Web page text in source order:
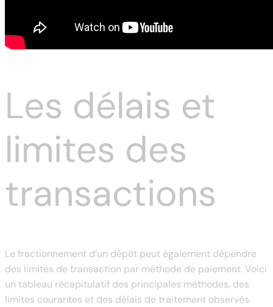
Les délais et
limites des
transactions
Le fractionnement d’un dépôt peut également dépendre
des limites de transaction par méthode de paiement. Voici
un tableau récapitulatif des principales méthodes, des
limites courantes et des délais de traitement observés